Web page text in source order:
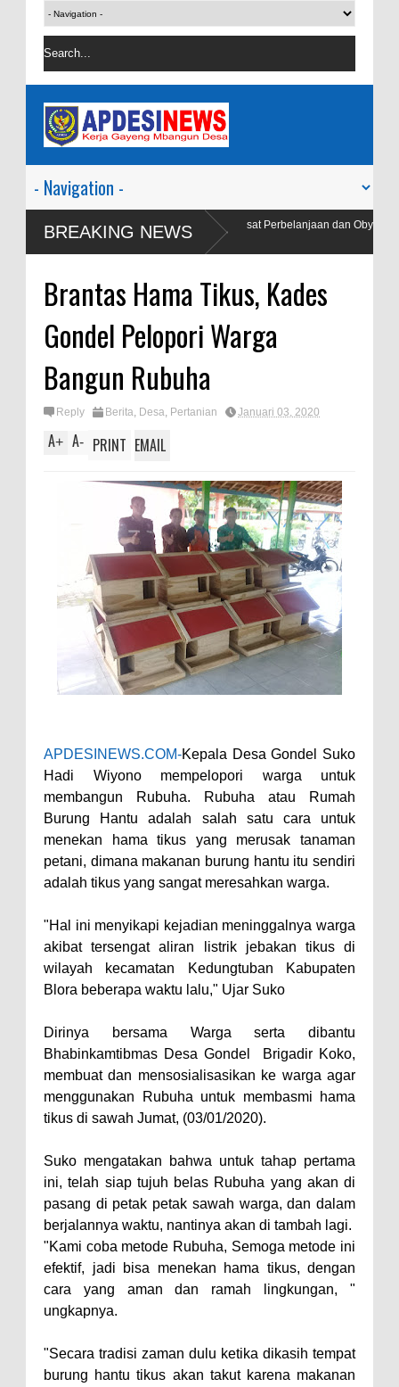
BREAKING NEWS
Blora Patroli Keamanan Pusat Perbelanjaan dan Obyek
Brantas Hama Tikus, Kades
Gondel Pelopori Warga
Bangun Rubuha
Reply Berita, Desa, Pertanian Januari 03, 2020
A+ A- PRINT EMAIL
APDESINEWS.COM-Kepala Desa Gondel Suko
Hadi Wiyono mempelopori warga untuk
membangun Rubuha. Rubuha atau Rumah
Burung Hantu adalah salah satu cara untuk
menekan hama tikus yang merusak tanaman
petani, dimana makanan burung hantu itu sendiri
adalah tikus yang sangat meresahkan warga.
"Hal ini menyikapi kejadian meninggalnya warga
akibat tersengat aliran listrik jebakan tikus di
wilayah kecamatan Kedungtuban Kabupaten
Blora beberapa waktu lalu," Ujar Suko
Dirinya bersama Warga serta dibantu
Bhabinkamtibmas Desa Gondel Brigadir Koko,
membuat dan mensosialisasikan ke warga agar
menggunakan Rubuha untuk membasmi hama
tikus di sawah Jumat, (03/01/2020).
Suko mengatakan bahwa untuk tahap pertama
ini, telah siap tujuh belas Rubuha yang akan di
pasang di petak petak sawah warga, dan dalam
berjalannya waktu, nantinya akan di tambah lagi.
"Kami coba metode Rubuha, Semoga metode ini
efektif, jadi bisa menekan hama tikus, dengan
cara yang aman dan ramah lingkungan, "
ungkapnya.
"Secara tradisi zaman dulu ketika dikasih tempat
burung hantu tikus akan takut karena makanan